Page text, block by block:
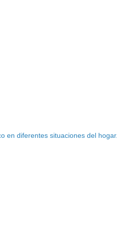
en diferentes situaciones del hogar.